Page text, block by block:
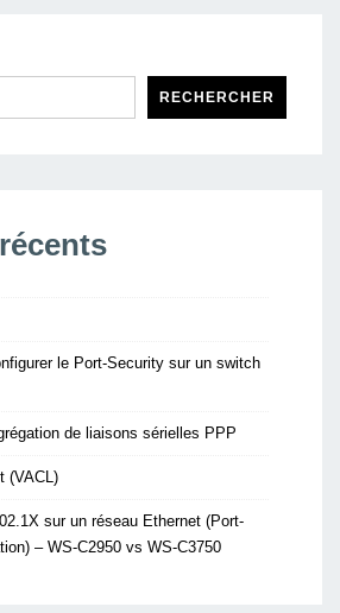
RECHERCHER
le Port-Security sur un switch
de liaisons sérielles PPP
(VACL)
sur un réseau Ethernet (Port-
– WS-C2950 vs WS-C3750